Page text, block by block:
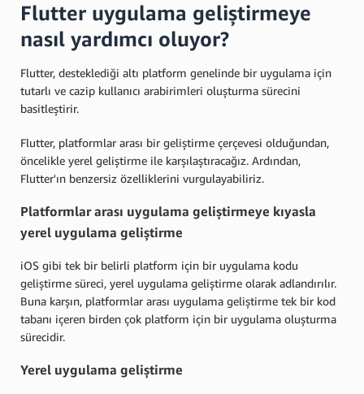
Flutter uygulama geliştirmeye
nasıl yardımcı oluyor?
Flutter, desteklediği altı platform genelinde bir uygulama için
tutarlı ve cazip kullanıcı arabirimleri oluşturma sürecini
basitleştirir.
Flutter, platformlar arası bir geliştirme çerçevesi olduğundan,
öncelikle yerel geliştirme ile karşılaştıracağız. Ardından,
Flutter'ın benzersiz özelliklerini vurgulayabiliriz.
Platformlar arası uygulama geliştirmeye kıyasla
yerel uygulama geliştirme
iOS gibi tek bir belirli platform için bir uygulama kodu
geliştirme süreci, yerel uygulama geliştirme olarak adlandırılır.
Buna karşın, platformlar arası uygulama geliştirme tek bir kod
tabanı içeren birden çok platform için bir uygulama oluşturma
sürecidir.
Yerel uygulama geliştirme